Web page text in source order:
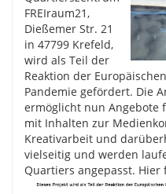
FREIraum21,
Dießemer Str. 21
in 47799 Krefeld,
wird als Teil der
Reaktion der
Pandemie gefördert. Die
ermöglicht nun Angebote
mit Inhalten zur
Kreativarbeit und
vielseitig und werden
Quartiers angepasst.